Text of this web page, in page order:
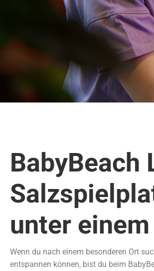
BabyBeach
unter einem
Wenn du nach einem besonderen Ort
entspannen können, bist du beim